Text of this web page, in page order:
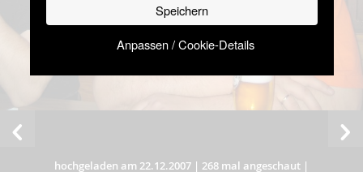
Speichern
Anpassen / Cookie-Details
hochgeladen am 22.12.2007 | 268 mal angeschaut |